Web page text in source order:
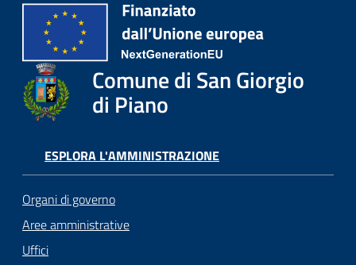
Comune di San Giorgio
di Piano
ESPLORA L'AMMINISTRAZIONE
Organi di governo
Aree amministrative
Uffici